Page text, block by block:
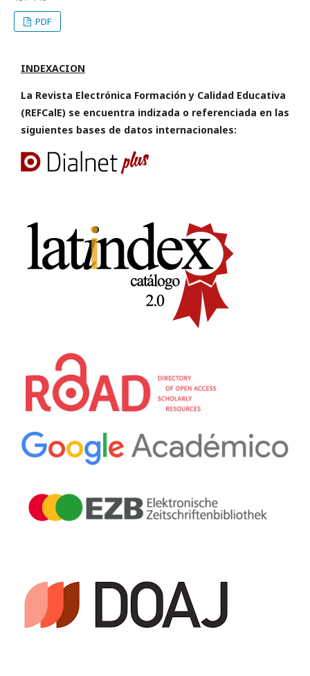
PDF
INDEXACION
La Revista Electrónica Formación y Calidad Educativa
(REFCalE) se encuentra indizada o referenciada en las
siguientes bases de datos internacionales: